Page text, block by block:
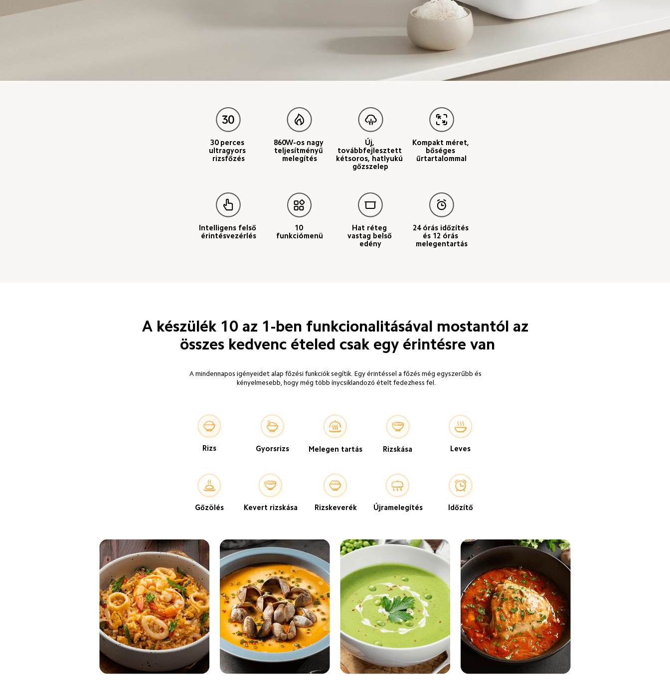
30 perces
ultragyors
rizsfőzés
860W-os nagy
teljesítményű
melegítés
Új,
továbbfejlesztett
kétsoros, hatlyukú
gőzszelep
Kompakt méret,
bőséges
űrtartalommal
Intelligens felső
érintésvezérlés
10
funkciómenü
Hat réteg
vastag belső
edény
24 órás időzítés
és 12 órás
melegentartás
A készülék 10 az 1-ben funkcionalitásával mostantól az
összes kedvenc ételed csak egy érintésre van
A mindennapos igényeidet alap főzési funkciók segítik. Egy érintéssel a főzés még egyszerűbb és
kényelmesebb, hogy még több ínycsiklandozó ételt fedezhess fel.
Rizs Gyorsrizs Melegen tartás Rizskása Leves
Gőzölés Kevert rizskása Rizskeverék Újramelegítés Időzítő